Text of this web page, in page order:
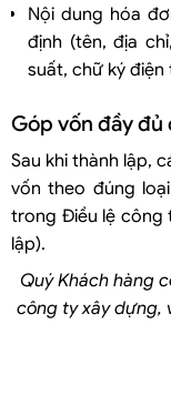
Nội dung hóa
định (tên, địa
suất, chữ ký điện
Góp vốn đầy đủ
Sau khi thành lập,
vốn theo đúng
trong Điều lệ công
lập).
Quý Khách hàng
công ty xây dựng,